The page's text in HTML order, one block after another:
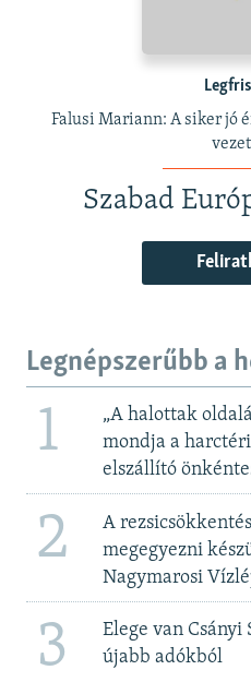
Falusi Mariann: A siker jó
Szabad
Legnépszerűbb a
1
„A halottak
mondja a
elszállító
2
A
megegyezni
Nagymarosi
3
Elege van Csányi
újabb adókból